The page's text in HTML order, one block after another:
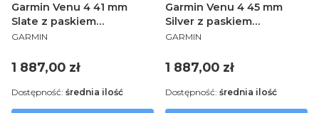
Garmin Venu 4 41 mm
Slate z paskiem
silikonowym w kolorze
PRODUCENT
GARMIN
Cena
1 887,00 zł
Dostępność: średnia ilość
Garmin Venu 4 45 mm
Silver z paskiem
silikonowym w kolorze
PRODUCENT
GARMIN
Cena
1 887,00 zł
Dostępność: średnia ilość